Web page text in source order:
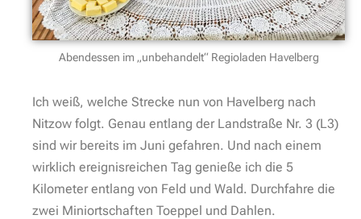
Abendessen im „unbehandelt“ Regioladen Havelberg
Ich weiß, welche Strecke nun von Havelberg nach
Nitzow folgt. Genau entlang der Landstraße Nr. 3 (L3)
sind wir bereits im Juni gefahren. Und nach einem
wirklich ereignisreichen Tag genieße ich die 5
Kilometer entlang von Feld und Wald. Durchfahre die
zwei Miniortschaften Toeppel und Dahlen.